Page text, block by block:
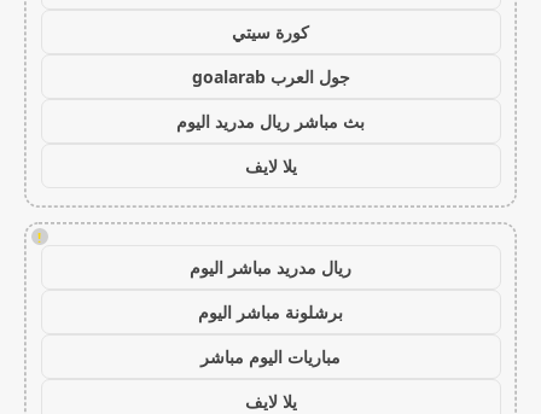
كورة سيتي
جول العرب goalarab
بث مباشر ريال مدريد اليوم
يلا لايف
!
ريال مدريد مباشر اليوم
برشلونة مباشر اليوم
مباريات اليوم مباشر
يلا لايف